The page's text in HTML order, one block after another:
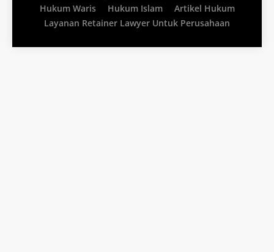
Hukum Waris
Hukum Islam
Artikel Hukum
Layanan Retainer Lawyer Untuk Perusahaan